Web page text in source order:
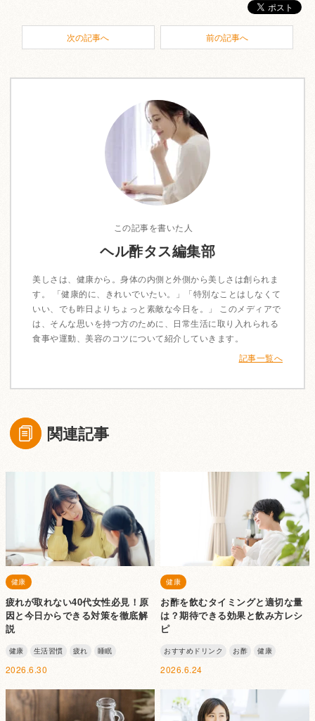
次の記事へ 前の記事へ
この記事を書いた人
ヘル酢タス編集部
美しさは、健康から。身体の内側と外側から美しさは創られま
す。 「健康的に、きれいでいたい。」「特別なことはしなくて
いい、でも昨日よりちょっと素敵な今日を。」 このメディアで
は、そんな思いを持つ方のために、日常生活に取り入れられる
食事や運動、美容のコツについて紹介していきます。
記事一覧へ
関連記事
健康
疲れが取れない40代女性必見！原
因と今日からできる対策を徹底解
説
健康 生活習慣 疲れ 睡眠
2026.6.30
健康
お酢を飲むタイミングと適切な量
は？期待できる効果と飲み方レシ
ピ
おすすめドリンク お酢 健康
2026.6.24